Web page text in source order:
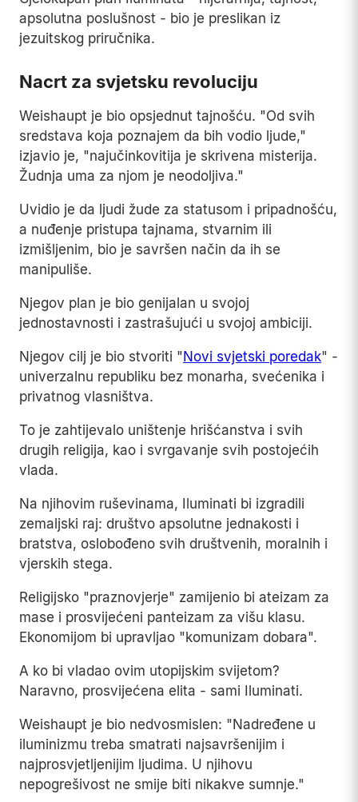
apsolutna poslušnost - bio je preslikan iz
jezuitskog priručnika.
Nacrt za svjetsku revoluciju
Weishaupt je bio opsjednut tajnošću. "Od svih
sredstava koja poznajem da bih vodio ljude,"
izjavio je, "najučinkovitija je skrivena misterija.
Žudnja uma za njom je neodoljiva."
Uvidio je da ljudi žude za statusom i pripadnošću,
a nuđenje pristupa tajnama, stvarnim ili
izmišljenim, bio je savršen način da ih se
manipuliše.
Njegov plan je bio genijalan u svojoj
jednostavnosti i zastrašujući u svojoj ambiciji.
Njegov cilj je bio stvoriti " Novi svjetski poredak" -
univerzalnu republiku bez monarha, svećenika i
privatnog vlasništva.
To je zahtijevalo uništenje hrišćanstva i svih
drugih religija, kao i svrgavanje svih postojećih
vlada.
Na njihovim ruševinama, Iluminati bi izgradili
zemaljski raj: društvo apsolutne jednakosti i
bratstva, oslobođeno svih društvenih, moralnih i
vjerskih stega.
Religijsko "praznovjerje" zamijenio bi ateizam za
mase i prosvijećeni panteizam za višu klasu.
Ekonomijom bi upravljao "komunizam dobara".
A ko bi vladao ovim utopijskim svijetom?
Naravno, prosvijećena elita - sami Iluminati.
Weishaupt je bio nedvosmislen: "Nadređene u
iluminizmu treba smatrati najsavršenijim i
najprosvjetljenijim ljudima. U njihovu
nepogrešivost ne smije biti nikakve sumnje."